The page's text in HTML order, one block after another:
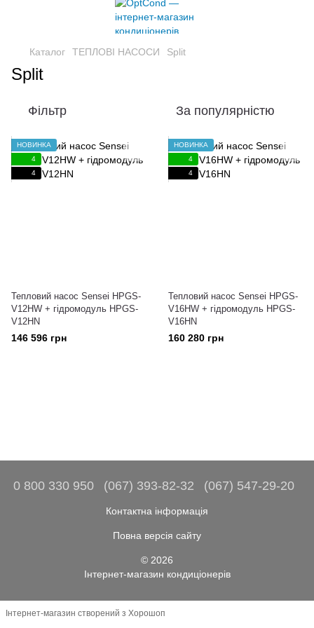
Каталог ТЕПЛОВІ НАСОСИ Split
Split
Фільтр За популярністю
НОВИНКА
4
4
Тепловий насос Sensei HPGS-
V12HW + гідромодуль HPGS-
V12HN
146 596 грн
НОВИНКА
4
4
Тепловий насос Sensei HPGS-
V16HW + гідромодуль HPGS-
V16HN
160 280 грн
0 800 330 950 (067) 393-82-32 (067) 547-29-20
Контактна інформація
Повна версія сайту
© 2026
Інтернет-магазин кондиціонерів
Інтернет-магазин створений з Хорошоп